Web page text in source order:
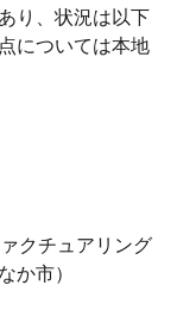
り、状況は以下
については本地
クチュアリング
市）